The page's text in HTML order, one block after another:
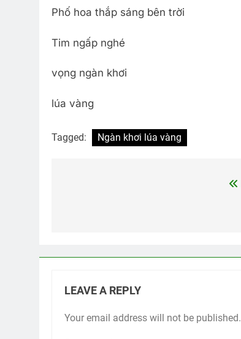
Phố hoa thắp sáng bên trời
Tim ngấp nghé
vọng ngàn khơi
lúa vàng
Tagged: Ngàn khơi lúa vàng
LEAVE A REPLY
Your email address will not be published.